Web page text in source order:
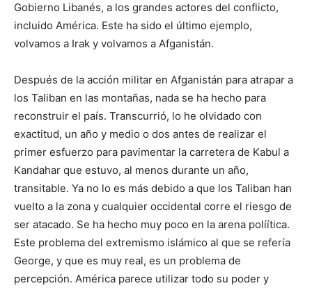
Gobierno Libanés, a los grandes actores del conflicto,
incluido América. Este ha sido el último ejemplo,
volvamos a Irak y volvamos a Afganistán.
Después de la acción militar en Afganistán para atrapar a
los Taliban en las montañas, nada se ha hecho para
reconstruir el país. Transcurrió, lo he olvidado con
exactitud, un año y medio o dos antes de realizar el
primer esfuerzo para pavimentar la carretera de Kabul a
Kandahar que estuvo, al menos durante un año,
transitable. Ya no lo es más debido a que los Taliban han
vuelto a la zona y cualquier occidental corre el riesgo de
ser atacado. Se ha hecho muy poco en la arena políítica.
Este problema del extremismo islámico al que se refería
George, y que es muy real, es un problema de
percepción. América parece utilizar todo su poder y